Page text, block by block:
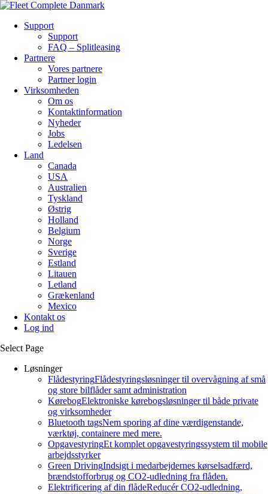
Support
Support
FAQ – Splitleasing
Partnere
Vores partnere
Partner login
Virksomheden
Om os
Kontaktinformation
Nyheder
Jobs
Ledelsen
Land
Canada
USA
Australien
Tyskland
Østrig
Holland
Belgium
Norge
Sverige
Estland
Litauen
Letland
Grækenland
Mexico
Kontakt os
Log ind
Select Page
Løsninger
FlådestyringFlådestyringsløsninger til overvågning af små
og store bilflåder samt administration
KørebogElektroniske kørebogsløsninger til både private
og virksomheder
Bluetooth tagsNem sporing af dine værdigenstande,
værktøj, containere med mere.
OpgavestyringEt komplet opgavestyringssystem til mobile
arbejdsstyrker
Green DrivingIndsigt i medarbejdernes kørselsadfærd,
brændstofforbrug og CO2-udledning fra flåden.
Elektrificering af din flådeReducér CO2-udledning,